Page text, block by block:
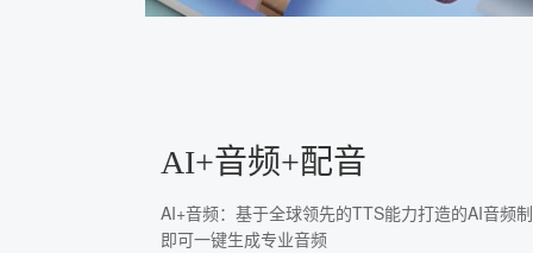
AI+音频+配音
AI+音频：基于全球领先的TTS能力打造的AI音频
即可一键生成专业音频